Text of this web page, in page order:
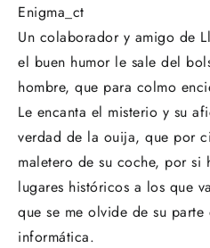
Enigma_ct
Un colaborador y amigo de
el buen humor le sale del
hombre, que para colmo
Le encanta el misterio y su
verdad de la ouija, que por
maletero de su coche, por si
lugares históricos a los que
que se me olvide de su
informática.